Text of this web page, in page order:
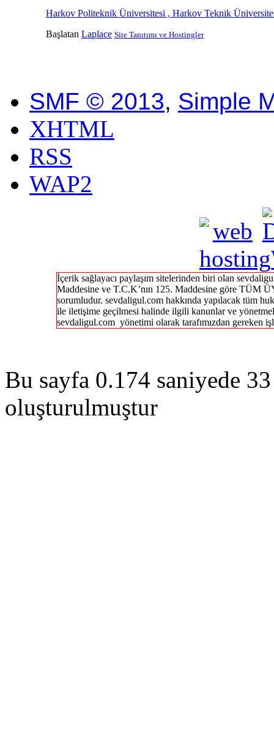
Harkov Politeknik Üniversitesi , Harkov Teknik
Başlatan Laplace Site Tanıtımı ve Hostingler
SMF © 2013, Simple
XHTML
RSS
WAP2
İçerik sağlayacı paylaşım sitelerinden biri olan
Maddesine ve T.C.K’nın 125. Maddesine göre TÜM
sorumludur. sevdaligul.com hakkında yapılacak tüm
ile iletişime geçilmesi halinde ilgili kanunlar ve
sevdaligul.com yönetimi olarak tarafımızdan gereken
Bu sayfa 0.174 saniyede
oluşturulmuştur